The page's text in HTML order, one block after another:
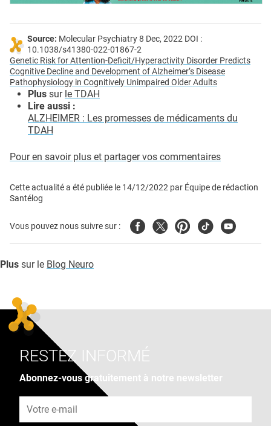
Source: Molecular Psychiatry 8 Dec, 2022 DOI :
10.1038/s41380-022-01867-2
Genetic Risk for Attention-Deficit/Hyperactivity Disorder Predicts
Cognitive Decline and Development of Alzheimer’s Disease
Pathophysiology in Cognitively Unimpaired Older Adults
Plus sur le TDAH
Lire aussi :
ALZHEIMER : Les promesses de médicaments du
TDAH
Pour en savoir plus et partager vos commentaires
Cette actualité a été publiée le 14/12/2022 par Équipe de rédaction
Santélog
Vous pouvez nous suivre sur : FacebookTwitterPinterest
TiktokYoutube
Plus sur le Blog Neuro
RESTEZ INFORMÉ
Abonnez-vous gratuitement à notre newsletter